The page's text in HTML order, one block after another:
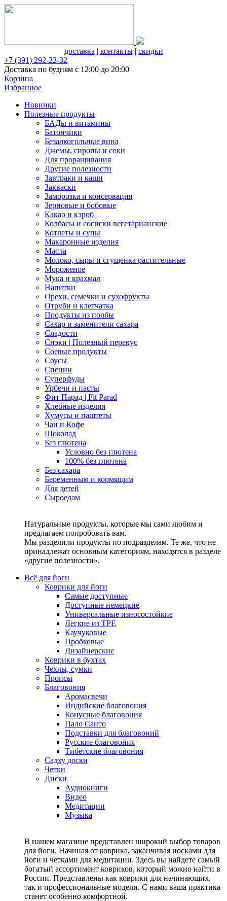
доставка | контакты| скидки
+7 (391) 292-22-32
Доставка по будням с 12:00 до 20:00
Корзина
Избранное
Новинки
Полезные продукты
БАДы и витамины
Батончики
Безалкогольные вина
Джемы, сиропы и соки
Для проращивания
Другие полезности
Завтраки и каши
Закваски
Заморозка и консервация
Зерновые и бобовые
Какао и кэроб
Колбасы и сосиски вегетарианские
Котлеты и супы
Макаронные изделия
Масла
Молоко, сыры и сгущенка растительные
Мороженое
Мука и крахмал
Напитки
Орехи, семечки и сухофрукты
Отруби и клетчатка
Продукты из полбы
Сахар и заменители сахара
Сладости
Снэки | Полезный перекус
Соевые продукты
Соусы
Специи
Суперфуды
Урбечи и пасты
Фит Парад | Fit Parad
Хлебные изделия
Хумусы и паштеты
Чаи и Кофе
Шоколад
Без глютена
Условно без глютена
100% без глютена
Без сахара
Беременным и кормящим
Для детей
Сыроедам
Натуральные продукты, которые мы сами любим и
предлагаем попробовать вам.
Мы разделили продукты по подразделам. Те же, что не
принадлежат основным категориям, находятся в разделе
«другие полезности».
Всё для йоги
Коврики для йоги
Самые доступные
Доступные немецкие
Универсальные износостойкие
Легкие из TPE
Каучуковые
Пробковые
Дизайнерские
Коврики в бухтах
Чехлы, сумки
Пропсы
Благовония
Аромасвечи
Индийские благовония
Конусные благовония
Пало Санто
Подставки для благовоний
Русские благовония
Тибетские благовония
Садху доски
Четки
Диски
Аудиокниги
Видео
Медитации
Музыка
В нашем магазине представлен широкий выбор товаров
для йоги. Начиная от коврика, заканчивая носками для
йоги и четками для медитации. Здесь вы найдете самый
богатый ассортимент ковриков, который можно найти в
России. Представлены как коврики для начинающих,
так и профессиональные модели. С нами ваша практика
станет особенно комфортной.